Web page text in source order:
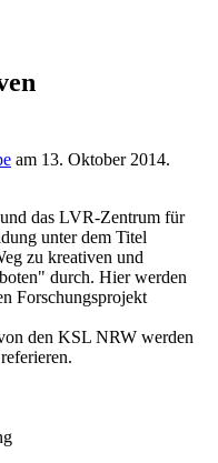
am 13. Oktober 2014.
das LVR-Zentrum für
unter dem Titel
zu kreativen und
durch. Hier werden
Forschungsprojekt
den KSL NRW werden